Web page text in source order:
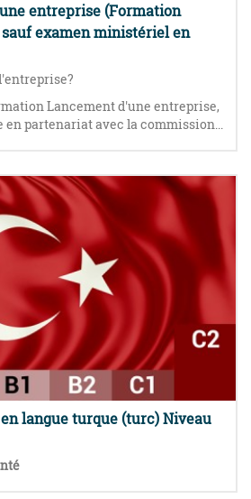
entreprise (Formation
sauf examen ministériel en
Lancement d'une entreprise,
partenariat avec la commission...
langue turque (turc) Niveau